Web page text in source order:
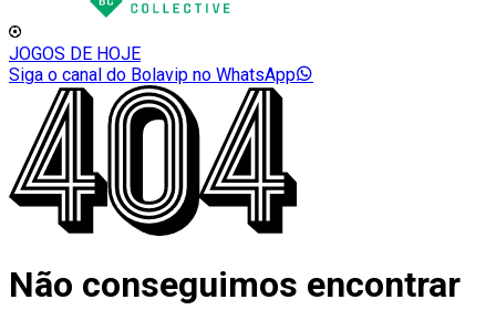
JOGOS DE HOJE
Siga o canal do Bolavip no WhatsApp
Não conseguimos encontrar